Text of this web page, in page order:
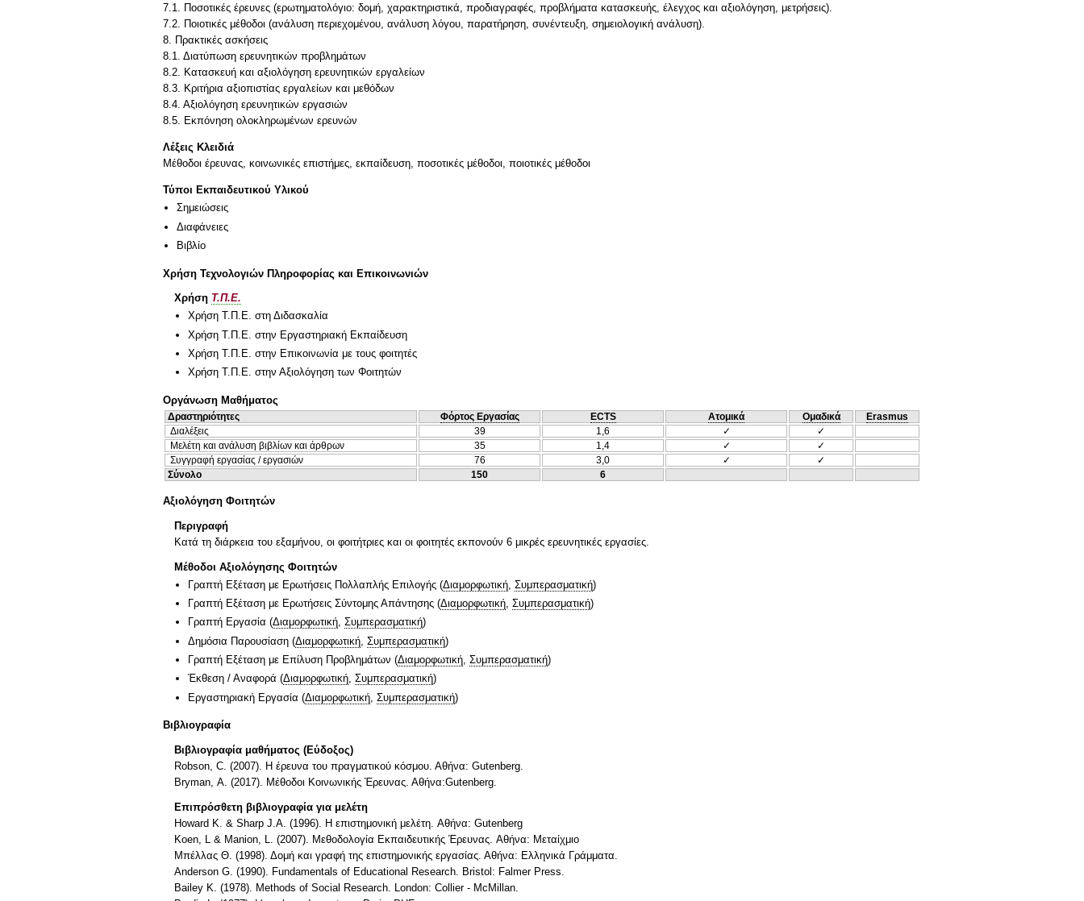
7.1. Ποσοτικές έρευνες (ερωτηματολόγιο: δομή, χαρακτηριστικά, προδιαγραφές, προβλήματα κατασκευής, έλεγχος και αξιολόγηση, μετρήσεις).
7.2. Ποιοτικές μέθοδοι (ανάλυση περιεχομένου, ανάλυση λόγου, παρατήρηση, συνέντευξη, σημειολογική ανάλυση).
8. Πρακτικές ασκήσεις
8.1. Διατύπωση ερευνητικών προβλημάτων
8.2. Κατασκευή και αξιολόγηση ερευνητικών εργαλείων
8.3. Κριτήρια αξιοπιστίας εργαλείων και μεθόδων
8.4. Αξιολόγηση ερευνητικών εργασιών
8.5. Εκπόνηση ολοκληρωμένων ερευνών
Λέξεις Κλειδιά
Μέθοδοι έρευνας, κοινωνικές επιστήμες, εκπαίδευση, ποσοτικές μέθοδοι, ποιοτικές μέθοδοι
Τύποι Εκπαιδευτικού Υλικού
Σημειώσεις
Διαφάνειες
Βιβλίο
Χρήση Τεχνολογιών Πληροφορίας και Επικοινωνιών
Χρήση Τ.Π.Ε.
Χρήση Τ.Π.Ε. στη Διδασκαλία
Χρήση Τ.Π.Ε. στην Εργαστηριακή Εκπαίδευση
Χρήση Τ.Π.Ε. στην Επικοινωνία με τους φοιτητές
Χρήση Τ.Π.Ε. στην Αξιολόγηση των Φοιτητών
Οργάνωση Μαθήματος
Δραστηριότητες Φόρτος Εργασίας ECTS Ατομικά Ομαδικά
Erasmus
Διαλέξεις
39 1,6 ✓
✓
Μελέτη και ανάλυση βιβλίων και άρθρων
35 1,4 ✓
✓
Συγγραφή εργασίας / εργασιών
76 3,0 ✓
✓
Σύνολο
150 6
Αξιολόγηση Φοιτητών
Περιγραφή
Κατά τη διάρκεια του εξαμήνου, οι φοιτήτριες και οι φοιτητές εκπονούν 6 μικρές ερευνητικές εργασίες.
Μέθοδοι Αξιολόγησης Φοιτητών
Γραπτή Εξέταση με Ερωτήσεις Πολλαπλής Επιλογής (Διαμορφωτική Συμπερασματική)
Γραπτή Εξέταση με Ερωτήσεις Σύντομης Απάντησης (Διαμορφωτική, Συμπερασματική)
Γραπτή Εργασία (Διαμορφωτική, Συμπερασματική)
Δημόσια Παρουσίαση (Διαμορφωτική Συμπερασματική)
Γραπτή Εξέταση με Επίλυση Προβλημάτων (Διαμορφωτική, Συμπερασματική)
Έκθεση / Αναφορά (Διαμορφωτική, Συμπερασματική)
Εργαστηριακή Εργασία (Διαμορφωτική Συμπερασματική)
Βιβλιογραφία
Βιβλιογραφία μαθήματος (Εύδοξος)
Robson, C. (2007). Η έρευνα του πραγματικού κόσμου. Αθήνα: Gutenberg.
Bryman, Α. (2017). Μέθοδοι Κοινωνικής Έρευνας. Αθήνα:Gutenberg.
Επιπρόσθετη βιβλιογραφία για μελέτη
Howard K. & Sharp J.A. (1996). H επιστημονική μελέτη. Aθήνα: Gutenberg
Koen, L & Manion, L. (2007). Mεθοδολογία Eκπαιδευτικής Έρευνας. Aθήνα: Μεταίχμιο
Μπέλλας Θ. (1998). Δομή και γραφή της επιστημονικής εργασίας. Αθήνα: Ελληνικά Γράμματα.
Anderson G. (1990). Fundamentals of Educational Research. Bristol: Falmer Press.
Bailey K. (1978). Methods of Social Research. London: Collier - McMillan.